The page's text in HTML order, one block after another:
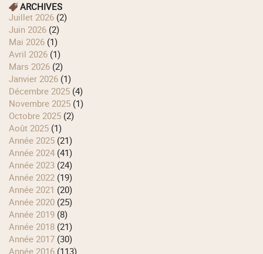
ARCHIVES
juillet 2026 (2)
juin 2026 (2)
mai 2026 (1)
avril 2026 (1)
mars 2026 (2)
janvier 2026 (1)
décembre 2025 (4)
novembre 2025 (1)
octobre 2025 (2)
août 2025 (1)
année 2025 (21)
année 2024 (41)
année 2023 (24)
année 2022 (19)
année 2021 (20)
année 2020 (25)
année 2019 (8)
année 2018 (21)
année 2017 (30)
année 2016 (113)